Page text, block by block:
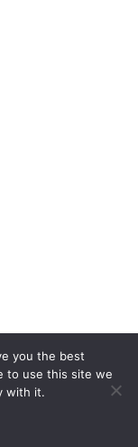
you the best
to use this site we
with it.